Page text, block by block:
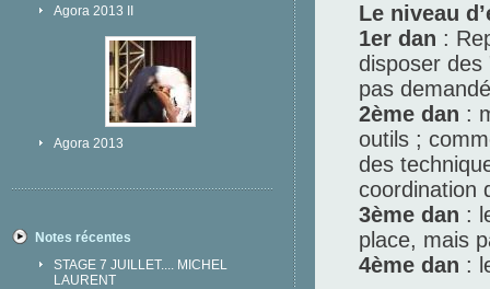
Agora 2013 II
Agora 2013
Notes récentes
STAGE 7 JUILLET.... MICHEL
LAURENT
Le niveau
1er dan :
disposer des
pas
2ème dan :
outils ;
des
coordination
3ème dan :
place, mais
4ème dan :